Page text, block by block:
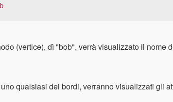
(vertice), dì "bob", verrà visualizzato il nome
qualsiasi dei bordi, verranno visualizzati gli